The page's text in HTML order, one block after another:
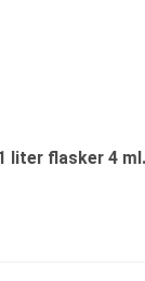
liter flasker 4